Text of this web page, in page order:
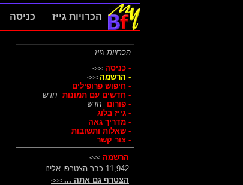
הכרויות גייז כניסה
הכרויות גייז
- כניסה >>>
- הרשמה >>>
- חיפוש פרופילים
- חדשים עם תמונות חדש
- פורום
חדש
- גייז בלוג
- מדריך גאה
- שאלות ותשובות
- צור קשר
הרשמה >>>
11,942 כבר הצטרפו אלינו
הצטרף גם אתה ... >>>